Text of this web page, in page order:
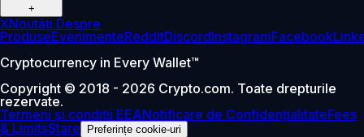
+
XNoutăți Despre
ProduseEvenimenteRedditDiscordInstagramFacebook
Cryptocurrency in Every Wallet™
Copyright © 2018 - 2026 Crypto.com. Toate drepturile
rezervate.
Termeni și condiții EEANotificare de ConfidențialitateFees
& LimitsStare Preferințe cookie-uri